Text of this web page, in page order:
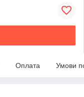
Оплата Умови